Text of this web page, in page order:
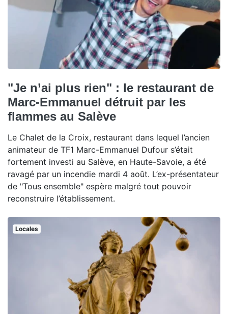
"Je n’ai plus rien" : le restaurant de
Marc-Emmanuel détruit par les
flammes au Salève
Le Chalet de la Croix, restaurant dans lequel l’ancien
animateur de TF1 Marc-Emmanuel Dufour s’était
fortement investi au Salève, en Haute-Savoie, a été
ravagé par un incendie mardi 4 août. L’ex-présentateur
de "Tous ensemble" espère malgré tout pouvoir
reconstruire l’établissement.
Locales